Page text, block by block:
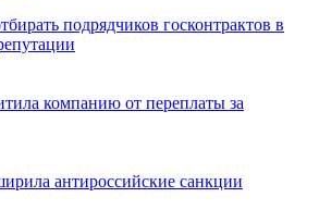
подрядчиков госконтрактов в
компанию от переплаты за
антироссийские санкции